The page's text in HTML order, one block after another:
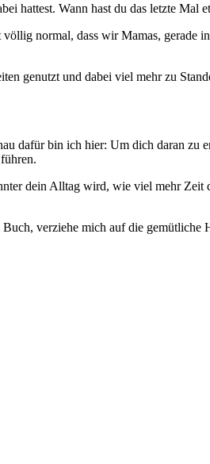
hattest. Wann hast du das letzte Mal
normal, dass wir Mamas, gerade
genutzt und dabei viel mehr zu
dafür bin ich hier: Um dich daran zu
dein Alltag wird, wie viel mehr
verziehe mich auf die gemütliche